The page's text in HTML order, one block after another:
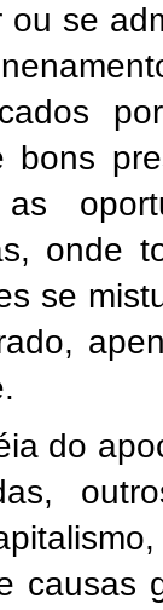
se
onde
se
do
causas